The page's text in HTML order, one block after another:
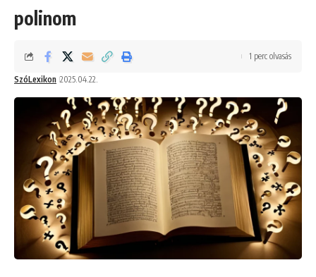
polinom
SzóLexikon 2025.04.22.
1 perc olvasás